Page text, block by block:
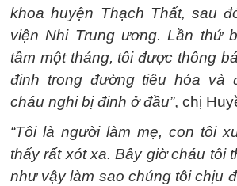
khoa huyện Thạch Thất, sau
viện Nhi Trung ương. Lần thứ
tầm một tháng, tôi được thông
đinh trong đường tiêu hóa và
cháu nghi bị đinh ở đầu”, chị
“Tôi là người làm mẹ, con tôi
thấy rất xót xa. Bây giờ cháu tôi
như vậy làm sao chúng tôi chịu